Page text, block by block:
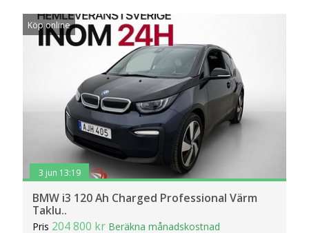
Köp online
3 jun 13:19
BMW i3 120 Ah Charged Professional Värm
Taklu..
Pris 204 800 kr Beräkna månadskostnad